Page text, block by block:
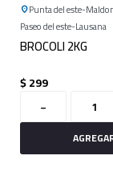
Punta del este
Paseo del este Lausana
BROCOLI 2KG
$299
-